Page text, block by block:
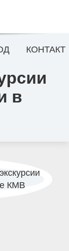
в
КОНТАКТ